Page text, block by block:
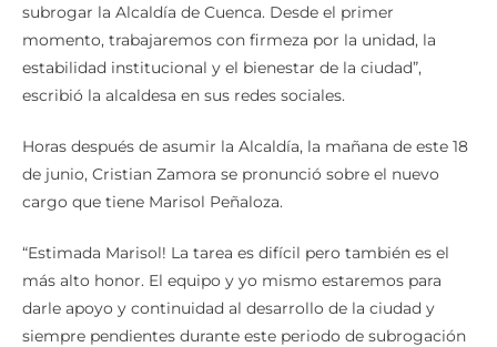
subrogar la Alcaldía de Cuenca. Desde el primer
momento, trabajaremos con firmeza por la unidad, la
estabilidad institucional y el bienestar de la ciudad”,
escribió la alcaldesa en sus redes sociales.
Horas después de asumir la Alcaldía, la mañana de este 18
de junio, Cristian Zamora se pronunció sobre el nuevo
cargo que tiene Marisol Peñaloza.
“Estimada Marisol! La tarea es difícil pero también es el
más alto honor. El equipo y yo mismo estaremos para
darle apoyo y continuidad al desarrollo de la ciudad y
siempre pendientes durante este periodo de subrogación